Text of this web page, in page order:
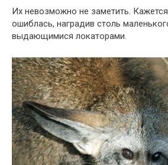
Их невозможно не заметить.
ошиблась, наградив столь
выдающимися локаторами.